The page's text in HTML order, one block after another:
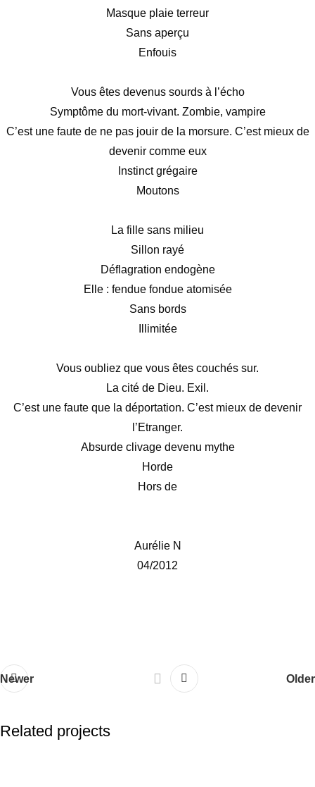
Masque plaie terreur
Sans aperçu
Enfouis
Vous êtes devenus sourds à l’écho
Symptôme du mort-vivant. Zombie, vampire
C’est une faute de ne pas jouir de la morsure. C’est mieux de
devenir comme eux
Instinct grégaire
Moutons
La fille sans milieu
Sillon rayé
Déflagration endogène
Elle : fendue fondue atomisée
Sans bords
Illimitée
Vous oubliez que vous êtes couchés sur.
La cité de Dieu. Exil.
C’est une faute que la déportation. C’est mieux de devenir
l’Etranger.
Absurde clivage devenu mythe
Horde
Hors de
Aurélie N
04/2012
Newer Older
Related projects